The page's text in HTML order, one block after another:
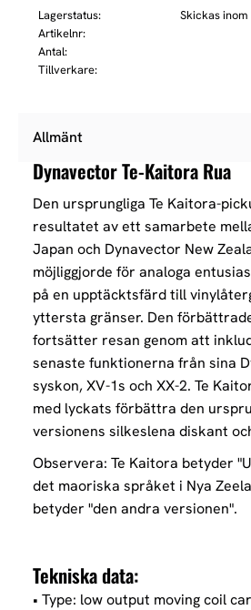
Lagerstatus
Skickas
Artikelnr
Antal
Tillverkare
Allmänt
Dynavector Te-Kaitora Rua
Den ursprungliga Te Kaitora-
resultatet av ett samarbete
Japan och Dynavector New
möjliggjorde för analoga
på en upptäcktsfärd till
yttersta gränser. Den
fortsätter resan genom att
senaste funktionerna från sina
syskon, XV-1s och XX-2. Te
med lyckats förbättra den
versionens silkeslena diskant
Observera: Te Kaitora betyder
det maoriska språket i Nya
betyder "den andra versionen".
Tekniska data:
• Type: low output moving coil